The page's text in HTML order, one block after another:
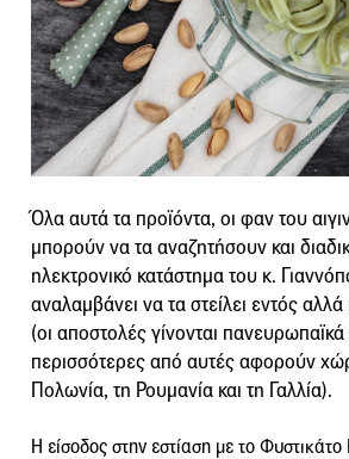
Όλα αυτά τα προϊόντα, οι φαν του
μπορούν να τα αναζητήσουν και
ηλεκτρονικό κατάστημα του κ.
αναλαμβάνει να τα στείλει εντός
(οι αποστολές γίνονται πανευρωπαϊκά
περισσότερες από αυτές αφορούν
Πολωνία, τη Ρουμανία και τη Γαλλία).
Η είσοδος στην εστίαση με το Φυστικάτο